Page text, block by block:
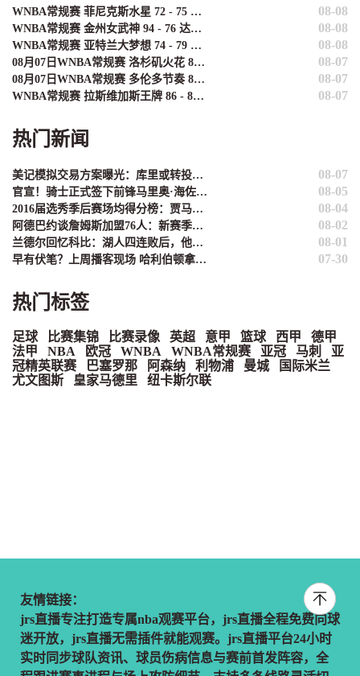
WNBA常规赛 菲尼克斯水星 72 - 75 康涅狄格太阳 全场集锦 08-08
WNBA常规赛 金州女武神 94 - 76 达拉斯飞翼 全场集锦 08-08
WNBA常规赛 亚特兰大梦想 74 - 79 华盛顿神秘人 全场集锦 08-08
08月07日WNBA常规赛 洛杉矶火花 89 - 82 明尼苏达山猫 全场集锦 08-07
08月07日WNBA常规赛 多伦多节奏 83 - 97 波特兰火焰 集锦 08-07
WNBA常规赛 拉斯维加斯王牌 86 - 84 印第安纳狂热 全场集锦 08-07
热门新闻
美记模拟交易方案曝光：库里或转投绿军，勇士换得乔治+豪瑟+两首轮 08-07
官宣！骑士正式签下前锋马里奥·海佐尼亚 08-05
2016届选秀季后赛场均得分榜：贾马尔·穆雷登顶 布朗、本西分列二、五 08-04
阿德巴约谈詹姆斯加盟76人：新赛季东部竞争着实让人期待 08-02
兰德尔回忆科比：湖人四连败后，他把冰桶糖果撒满地躲浴室快哭了 08-01
早有伏笔？上周播客现场 哈利伯顿拿詹姆斯的生涯季数开涮：这是你第76季？ 07-30
热门标签
足球 比赛集锦 比赛录像 英超 意甲 篮球 西甲
德甲
法甲
NBA 欧冠 WNBA WNBA常规赛 亚冠 马刺
亚
冠精英联赛
巴塞罗那 阿森纳 利物浦 曼城
国际米兰
尤文图斯
皇家马德里 纽卡斯尔联
友情链接：
jrs直播专注打造专属nba观赛平台，jrs直播全程免费向球
迷开放，jrs直播无需插件就能观赛。jrs直播平台24小时
实时同步球队资讯、球员伤病信息与赛前首发阵容，全